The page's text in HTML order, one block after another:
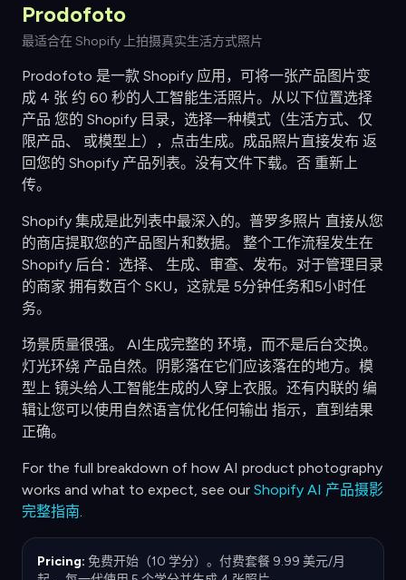
Prodofoto
最适合在 Shopify 上拍摄真实生活方式照片
Prodofoto 是一款 Shopify 应用，可将一张产品图片变
成 4 张 约 60 秒的人工智能生活照片。从以下位置选择
产品 您的 Shopify 目录，选择一种模式（生活方式、仅
限产品、 或模型上），点击生成。成品照片直接发布 返
回您的 Shopify 产品列表。没有文件下载。否 重新上
传。
Shopify 集成是此列表中最深入的。普罗多照片 直接从您
的商店提取您的产品图片和数据。 整个工作流程发生在
Shopify 后台：选择、 生成、审查、发布。对于管理目录
的商家 拥有数百个 SKU，这就是 5分钟任务和5小时任
务。
场景质量很强。 AI生成完整的 环境，而不是后台交换。
灯光环绕 产品自然。阴影落在它们应该落在的地方。模
型上 镜头给人工智能生成的人穿上衣服。还有内联的 编
辑让您可以使用自然语言优化任何输出 指示，直到结果
正确。
For the full breakdown of how AI product photography
works and what to expect, see our Shopify AI 产品摄影
完整指南.
Pricing: 免费开始（10 学分）。付费套餐 9.99 美元/月